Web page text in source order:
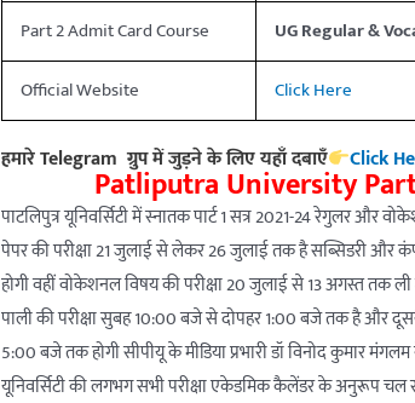
Part 2 Admit Card Course
UG Regular &
Official Website
Click Here
हमारे Telegram ग्रुप में जुड़ने के लिए यहाँ दबाएँ Click
Patliputra University
पाटलिपुत्र यूनिवर्सिटी में स्नातक पार्ट 1 सत्र 2021-24 रेगुलर और
पेपर की परीक्षा 21 जुलाई से लेकर 26 जुलाई तक है सब्सिडरी और
होगी वहीं वोकेशनल विषय की परीक्षा 20 जुलाई से 13 अगस्त तक ली
पाली की परीक्षा सुबह 10:00 बजे से दोपहर 1:00 बजे तक है और
5:00 बजे तक होगी सीपीयू के मीडिया प्रभारी डॉ विनोद कुमार
यूनिवर्सिटी की लगभग सभी परीक्षा एकेडमिक कैलेंडर के अनुरूप चल